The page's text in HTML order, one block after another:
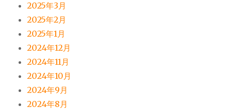
2025年3月
2025年2月
2025年1月
2024年12月
2024年11月
2024年10月
2024年9月
2024年8月